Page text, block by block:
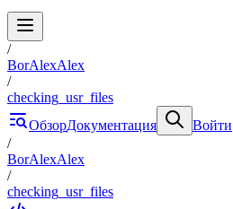
/
BorAlexAlex
/
checking_usr_files
ОбзорДокументация
Войти
/
BorAlexAlex
/
checking_usr_files